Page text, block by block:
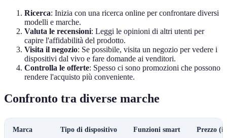
Ricerca: Inizia con una ricerca online per confrontare diversi
modelli e marche.
Valuta le recensioni: Leggi le opinioni di altri utenti per
capire l'affidabilità del prodotto.
Visita il negozio: Se possibile, visita un negozio per vedere i
dispositivi dal vivo e fare domande ai venditori.
Controlla le offerte: Spesso ci sono promozioni che possono
rendere l'acquisto più conveniente.
Confronto tra diverse marche
Marca Tipo di dispositivo Funzioni smart Prezzo